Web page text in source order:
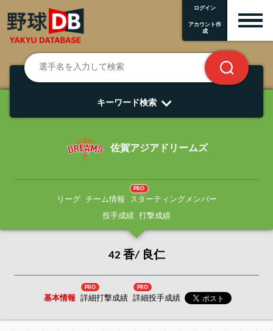
ログイン
アカウント作
成
キーワード検索
佐賀アジアドリームズ
リーグ チーム情報
PRO
スターティングメンバー
投手成績 打撃成績
42 香/ 良仁
基本情報
PRO
詳細打撃成績
PRO
詳細投手成績